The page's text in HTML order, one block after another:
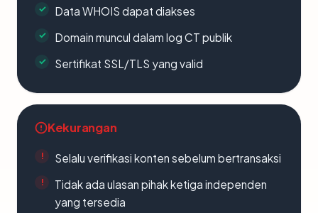
Data WHOIS dapat diakses
Domain muncul dalam log CT publik
Sertifikat SSL/TLS yang valid
Kekurangan
Selalu verifikasi konten sebelum bertransaksi
Tidak ada ulasan pihak ketiga independen
yang tersedia